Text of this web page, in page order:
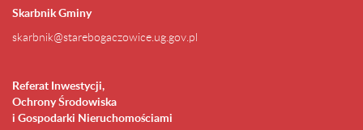
Skarbnik Gminy
skarbnik@starebogaczowice.ug.gov.pl
Referat Inwestycji,
Ochrony Środowiska
i Gospodarki Nieruchomościami